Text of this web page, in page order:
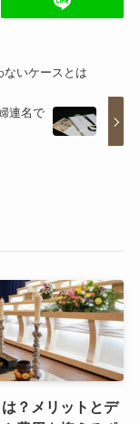
ないケースとは
連名で
？メリットとデ